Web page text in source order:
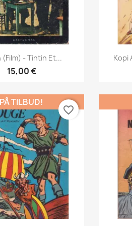
Vis her
- Tintin Et...
15,00 €
Kopi
PÅ TILBUD!
favorite_border